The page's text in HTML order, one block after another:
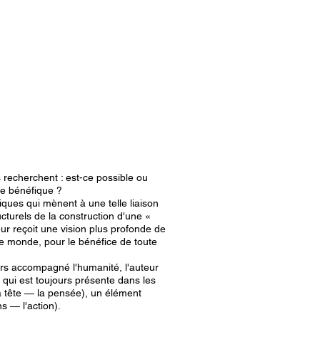
: est-ce possible ou
bénéfique ?
qui mènent à une telle liaison
de la construction d'une «
reçoit une vision plus profonde de
monde, pour le bénéfice de toute
accompagné l'humanité, l'auteur
est toujours présente dans les
tête — la pensée), un élément
— l'action).